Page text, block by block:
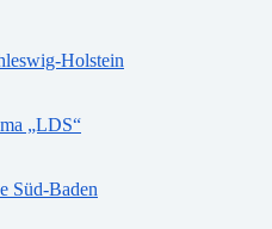
Holstein
„LDS“
Süd-Baden